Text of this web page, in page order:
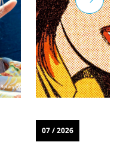
07 / 2026